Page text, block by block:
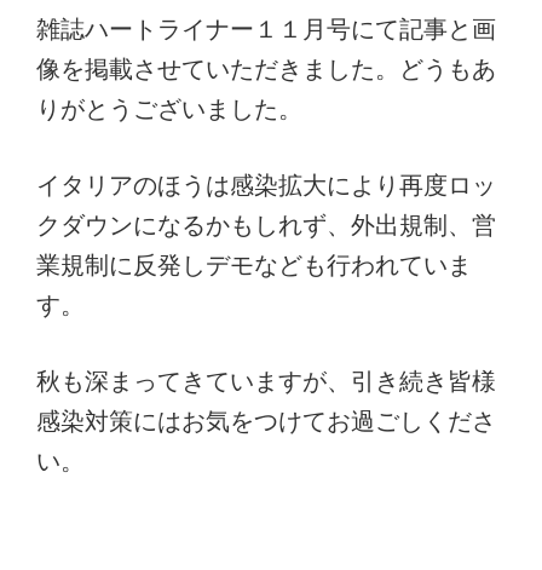
雑誌ハートライナー１１月号にて記事と画
像を掲載させていただきました。どうもあ
りがとうございました。
イタリアのほうは感染拡大により再度ロッ
クダウンになるかもしれず、外出規制、営
業規制に反発しデモなども行われていま
す。
秋も深まってきていますが、引き続き皆様
感染対策にはお気をつけてお過ごしくださ
い。